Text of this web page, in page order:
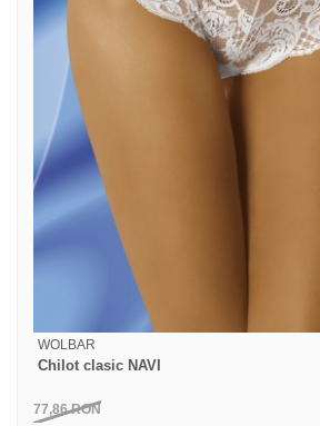
WOLBAR
Chilot clasic NAVI
77,86RON